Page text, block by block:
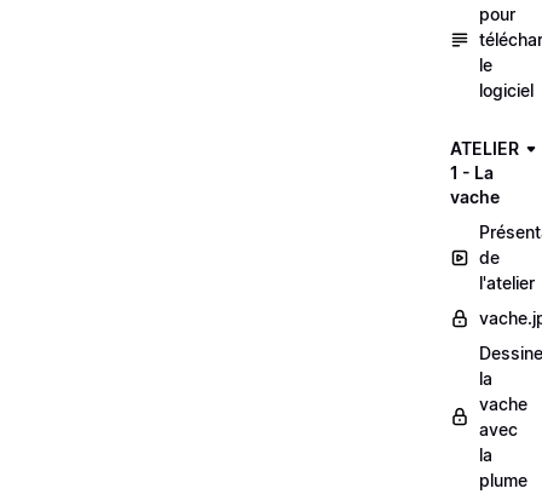
pour
le
logiciel
ATELIER
1 - La
vache
de
l'atelier
la
vache
avec
la
plume